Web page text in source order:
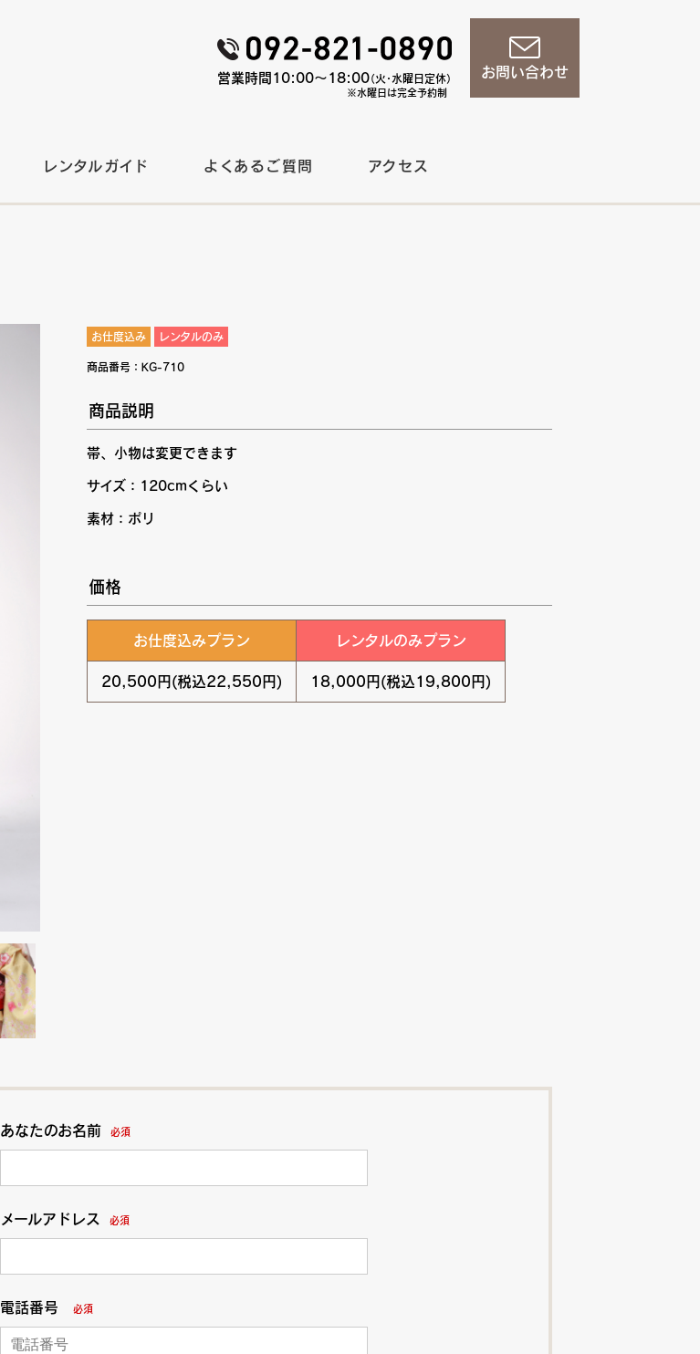
お問い合わせ
営業時間10:00〜18:00（火・水曜日定休）
※水曜日は完全予約制
レンタルガイド よくあるご質問 アクセス
お仕度込み レンタルのみ
商品番号： KG-710
商品説明
帯、小物は変更できます
サイズ：120cmくらい
素材：ポリ
価格
お仕度込みプラン
20,500円(税込22,550円)
レンタルのみプラン
18,000円(税込19,800円)
あなたのお名前 必須
メールアドレス 必須
電話番号 必須